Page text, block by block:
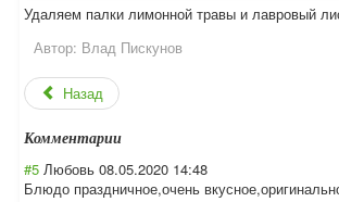
Удаляем палки лимонной травы и лавровый
Автор: Влад Пискунов
Назад
Комментарии
#5 Любовь 08.05.2020 14:48
Блюдо праздничное,очень вкусное,оригина